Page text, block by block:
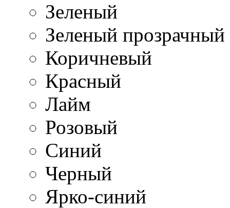
Зеленый
Зеленый прозрачный
Коричневый
Красный
Лайм
Розовый
Синий
Черный
Ярко-синий